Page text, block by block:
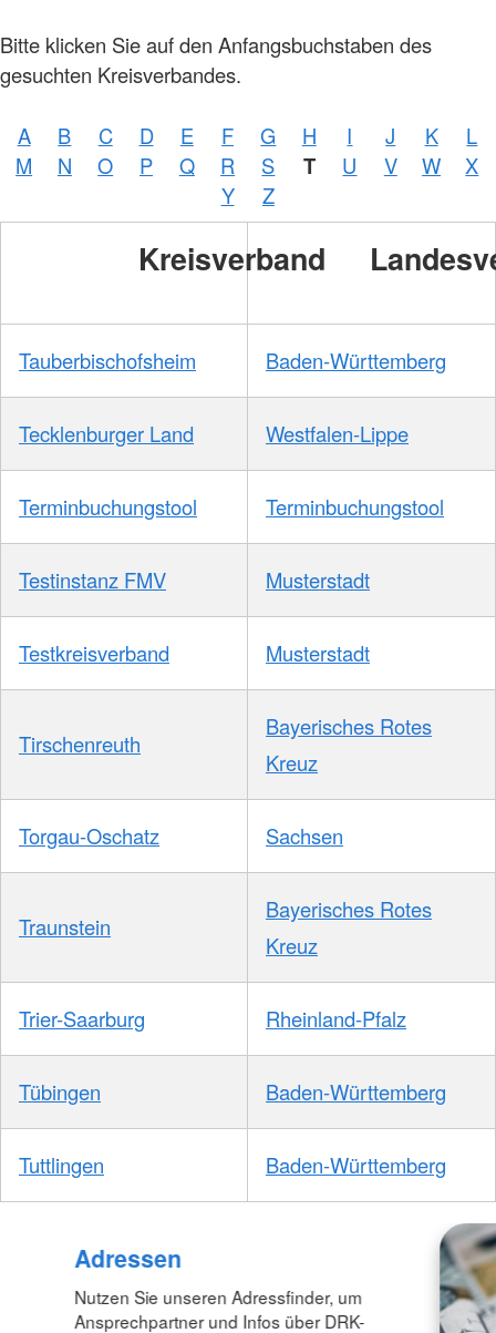
Bitte klicken Sie auf den Anfangsbuchstaben des
gesuchten Kreisverbandes.
A B C D E F G H I J K
L
M
N O P Q R S T U V W
X
Y
Z
Kreisverband
Tauberbischofsheim Baden-Württemberg
Tecklenburger Land Westfalen-Lippe
Terminbuchungstool Terminbuchungstool
Testinstanz FMV Musterstadt
Testkreisverband Musterstadt
Tirschenreuth
Bayerisches Rotes
Kreuz
Torgau-Oschatz Sachsen
Traunstein
Bayerisches Rotes
Kreuz
Trier-Saarburg Rheinland-Pfalz
Tübingen Baden-Württemberg
Tuttlingen Baden-Württemberg
Adressen
Nutzen Sie unseren Adressfinder, um
Ansprechpartner und Infos über DRK-